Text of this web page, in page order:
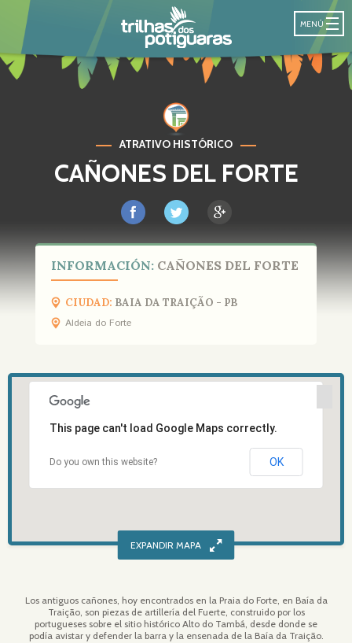
SENDA DE
MENÚ
ATRATIVO HISTÓRICO
CAÑONES DEL FORTE
INFORMACIÓN: CAÑONES DEL FORTE
CIUDAD: BAIA DA TRAIÇÃO - PB
Aldeia do Forte
This page can't load Google Maps correctly.
Do you own this website? OK
Los antiguos cañones, hoy encontrados en la Praia do Forte, en Baía da
Traição, son piezas de artillería del Fuerte, construido por los
portugueses sobre el sitio histórico Alto do Tambá, desde donde se
podía avistar y defender la barra y la ensenada de la Baía da Traição.